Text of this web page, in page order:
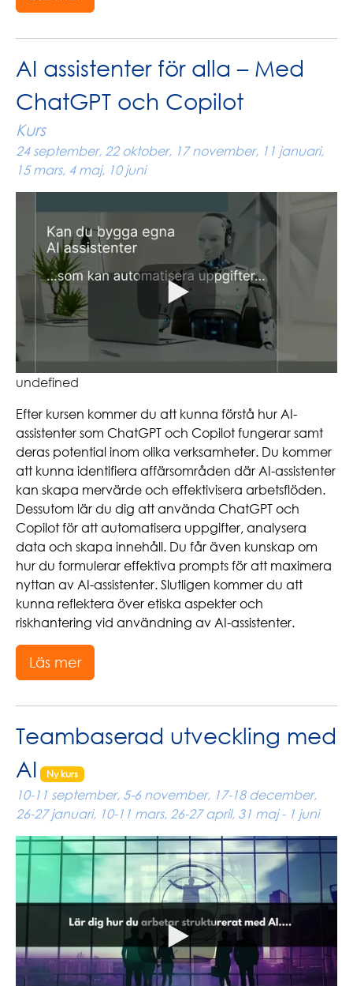
AI assistenter för alla – Med
ChatGPT och Copilot
Kurs
24 september, 22 oktober, 17 november, 11 januari,
15 mars, 4 maj, 10 juni
undefined
Efter kursen kommer du att kunna förstå hur AI-
assistenter som ChatGPT och Copilot fungerar samt
deras potential inom olika verksamheter. Du kommer
att kunna identifiera affärsområden där AI-assistenter
kan skapa mervärde och effektivisera arbetsflöden.
Dessutom lär du dig att använda ChatGPT och
Copilot för att automatisera uppgifter, analysera
data och skapa innehåll. Du får även kunskap om
hur du formulerar effektiva prompts för att maximera
nyttan av AI-assistenter. Slutligen kommer du att
kunna reflektera över etiska aspekter och
riskhantering vid användning av AI-assistenter.
Läs mer
Teambaserad utveckling med
AI
Ny kurs
10-11 september, 5-6 november, 17-18 december,
26-27 januari, 10-11 mars, 26-27 april, 31 maj - 1 juni